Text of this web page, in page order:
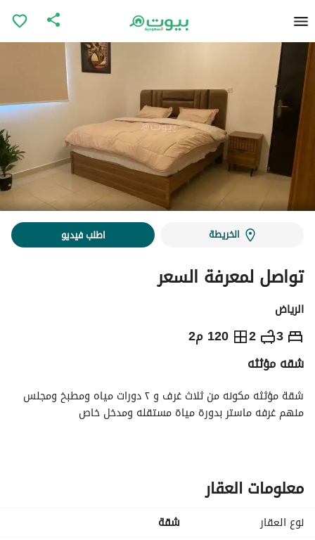
الخريطة اطلب فيديو
تواصل لمعرفة السعر
الرياض
3
2 120 م2 ⃁ يومياً
السياحة
شقه مؤثثه
منهم غرفه ماستر بدورة مياة مستقله ومدخل خاص
معلومات العقار
نوع العقار
شقة